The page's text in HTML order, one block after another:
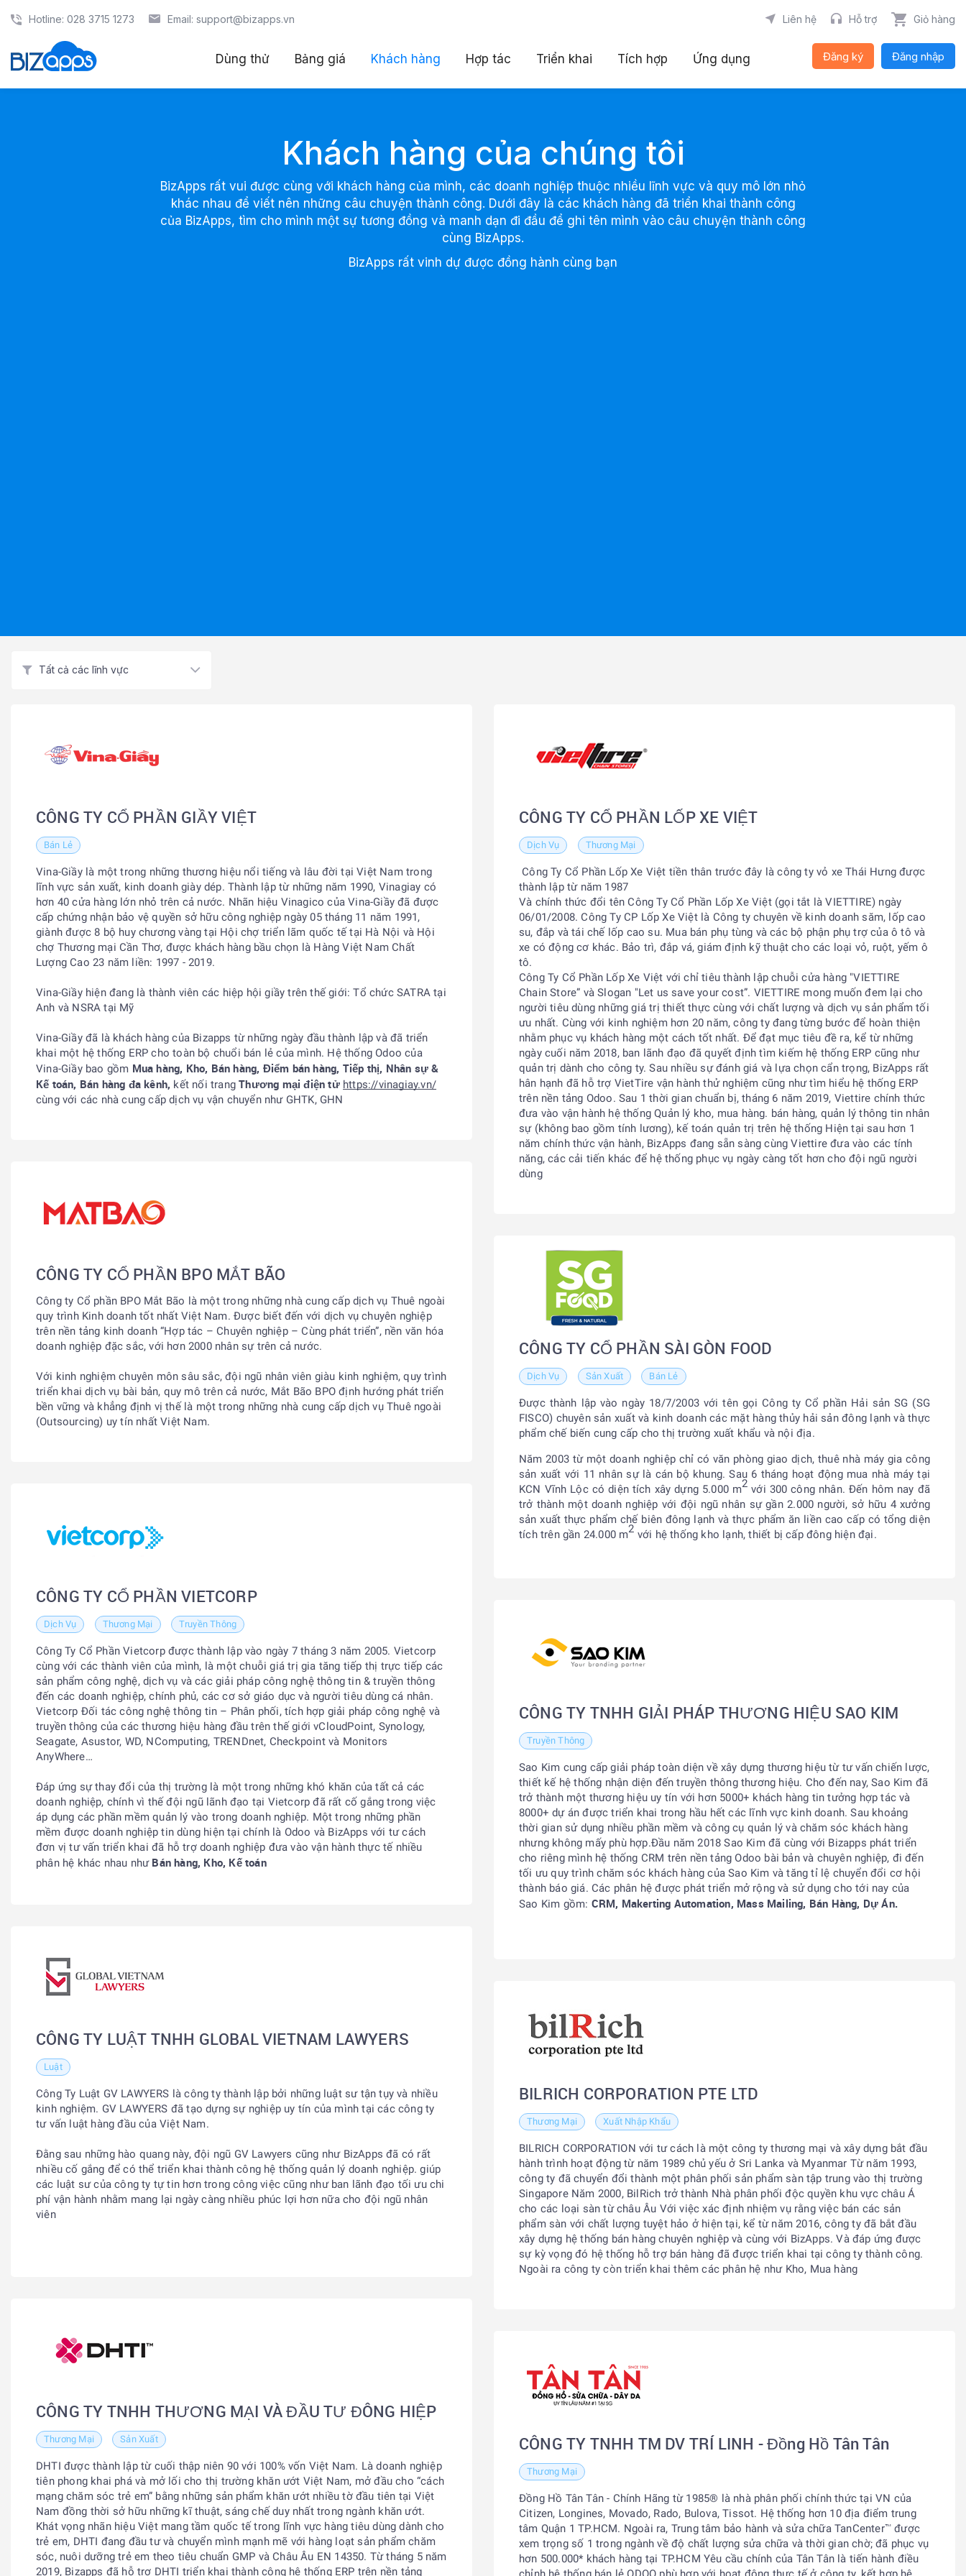
Hotline: 028 3715 1273 Email: support@bizapps.vn Liên hệ Hỗ trợ Giỏ hàng
Dùng thử Bảng giá Khách hàng Hợp tác Triển khai Tích hợp Ứng dụng Đăng ký Đăng nhập
Trang chủ
Khách hàng của chúng tôi
BizApps rất vui được cùng với khách hàng của mình, các doanh nghiệp thuộc nhiều lĩnh vực và quy mô lớn nhỏ
khác nhau để viết nên những câu chuyện thành công. Dưới đây là các khách hàng đã triển khai thành công
của BizApps, tìm cho mình một sự tương đồng và manh dạn đi đầu để ghi tên mình vào câu chuyện thành công
cùng BizApps.
BizApps rất vinh dự được đồng hành cùng bạn
Tất cả các lĩnh vực
CÔNG TY CỔ PHẦN GIẦY VIỆT
Bán Lẻ
Vina-Giầy là một trong những thương hiệu nổi tiếng và lâu đời tại Việt Nam trong
lĩnh vực sản xuất, kinh doanh giày dép. Thành lập từ những năm 1990, Vinagiay có
hơn 40 cửa hàng lớn nhỏ trên cả nước. Nhãn hiệu Vinagico của Vina-Giầy đã được
cấp chứng nhận bảo vệ quyền sở hữu công nghiệp ngày 05 tháng 11 năm 1991,
giành được 8 bộ huy chương vàng tại Hội chợ triển lãm quốc tế tại Hà Nội và Hội
chợ Thương mại Cần Thơ, được khách hàng bầu chọn là Hàng Việt Nam Chất
Lượng Cao 23 năm liền: 1997 - 2019.
Vina-Giầy hiện đang là thành viên các hiệp hội giầy trên thế giới: Tổ chức SATRA tại
Anh và NSRA tại Mỹ
Vina-Giầy đã là khách hàng của Bizapps từ những ngày đầu thành lập và đã triển
khai một hệ thống ERP cho toàn bộ chuổi bán lẻ của mình. Hệ thống Odoo của
Vina-Giầy bao gồm Mua hàng, Kho, Bán hàng, Điểm bán hàng, Tiếp thị, Nhân sự &
Kế toán, Bán hàng đa kênh, kết nối trangThương mại điện tử https://vinagiay.vn/
cùng với các nhà cung cấp dịch vụ vận chuyển như GHTK, GHN
CÔNG TY CỔ PHẦN BPO MẮT BÃO
Công ty Cổ phần BPO Mắt Bão là một trong những nhà cung cấp dịch vụ Thuê ngoài
quy trình Kinh doanh tốt nhất Việt Nam. Được biết đến với dịch vụ chuyên nghiệp
trên nền tảng kinh doanh “Hợp tác – Chuyên nghiệp – Cùng phát triển”, nền văn hóa
doanh nghiệp đặc sắc, với hơn 2000 nhân sự trên cả nước.
Với kinh nghiệm chuyên môn sâu sắc, đội ngũ nhân viên giàu kinh nghiệm, quy trình
triển khai dịch vụ bài bản, quy mô trên cả nước, Mắt Bão BPO định hướng phát triển
bền vững và khẳng định vị thế là một trong những nhà cung cấp dịch vụ Thuê ngoài
(Outsourcing) uy tín nhất Việt Nam.
CÔNG TY CỔ PHẦN VIETCORP
Dịch Vụ Thương Mại Truyền Thông
Công Ty Cổ Phần Vietcorp được thành lập vào ngày 7 tháng 3 năm 2005. Vietcorp
cùng với các thành viên của mình, là một chuỗi giá trị gia tăng tiếp thị trực tiếp các
sản phẩm công nghệ, dịch vụ và các giải pháp công nghệ thông tin & truyền thông
đến các doanh nghiệp, chính phủ, các cơ sở giáo dục và người tiêu dùng cá nhân.
Vietcorp Đối tác công nghệ thông tin – Phân phối, tích hợp giải pháp công nghệ và
truyền thông của các thương hiệu hàng đầu trên thế giới vCloudPoint, Synology,
Seagate, Asustor, WD, NComputing, TRENDnet, Checkpoint và Monitors
AnyWhere…
Đáp ứng sự thay đổi của thị trường là một trong những khó khăn của tất cả các
doanh nghiệp, chính vì thế đội ngũ lãnh đạo tại Vietcorp đã rất cố gắng trong việc
áp dụng các phần mềm quản lý vào trong doanh nghiệp. Một trong những phần
mềm được doanh nghiệp tin dùng hiện tại chính là Odoo và BizApps với tư cách
đơn vị tư vấn triển khai đã hỗ trợ doanh nghiệp đưa vào vận hành thực tế nhiều
phân hệ khác nhau như Bán hàng, Kho, Kế toán
CÔNG TY LUẬT TNHH GLOBAL VIETNAM LAWYERS
Luật
Công Ty Luật GV LAWYERS là công ty thành lập bởi những luật sư tận tụy và nhiều
kinh nghiệm. GV LAWYERS đã tạo dựng sự nghiệp uy tín của mình tại các công ty
tư vấn luật hàng đầu của Việt Nam.
Đằng sau những hào quang này, đội ngũ GV Lawyers cũng như BizApps đã có rất
nhiều cố gắng để có thể triển khai thành công hệ thống quản lý doanh nghiệp. giúp
các luật sư của công ty tự tin hơn trong công việc cũng như ban lãnh đạo tối ưu chi
phí vận hành nhằm mang lại ngày càng nhiều phúc lợi hơn nữa cho đội ngũ nhân
viên
CÔNG TY TNHH THƯƠNG MẠI VÀ ĐẦU TƯ ĐÔNG HIỆP
Thương Mại Sản Xuất
DHTI được thành lập từ cuối thập niên 90 với 100% vốn Việt Nam. Là doanh nghiệp
tiên phong khai phá và mở lối cho thị trường khăn ướt Việt Nam, mở đầu cho “cách
mạng chăm sóc trẻ em” bằng những sản phẩm khăn ướt nhiều tờ đầu tiên tại Việt
Nam đồng thời sở hữu những kĩ thuật, sáng chế duy nhất trong ngành khăn ướt.
Khát vọng nhãn hiệu Việt mang tầm quốc tế trong lĩnh vực hàng tiêu dùng dành cho
trẻ em, DHTI đang đầu tư và chuyển mình mạnh mẽ với hàng loạt sản phẩm chăm
sóc, nuôi dưỡng trẻ em theo tiêu chuẩn GMP và Châu Âu EN 14350. Từ tháng 5 năm
2019, Bizapps đã hỗ trợ DHTI triển khai thành công hệ thống ERP trên nền tảng
CÔNG TY CỔ PHẦN LỐP XE VIỆT
Dịch Vụ Thương Mại
Công Ty Cổ Phần Lốp Xe Việt tiền thân trước đây là công ty vỏ xe Thái Hưng được
thành lập từ năm 1987
Và chính thức đổi tên Công Ty Cổ Phần Lốp Xe Việt (gọi tắt là VIETTIRE) ngày
06/01/2008. Công Ty CP Lốp Xe Việt là Công ty chuyên về kinh doanh săm, lốp cao
su, đắp và tái chế lốp cao su. Mua bán phụ tùng và các bộ phận phụ trợ của ô tô và
xe có động cơ khác. Bảo trì, đắp vá, giám định kỹ thuật cho các loại vỏ, ruột, yếm ô
tô.
Công Ty Cổ Phần Lốp Xe Việt với chỉ tiêu thành lập chuỗi cửa hàng "VIETTIRE
Chain Store” và Slogan "Let us save your cost”. VIETTIRE mong muốn đem lại cho
người tiêu dùng những giá trị thiết thực cùng với chất lượng và dịch vụ sản phẩm tối
ưu nhất. Cùng với kinh nghiệm hơn 20 năm, công ty đang từng bước để hoàn thiện
nhằm phục vụ khách hàng một cách tốt nhất. Để đạt mục tiêu đề ra, kể từ những
ngày cuối năm 2018, ban lãnh đạo đã quyết định tìm kiếm hệ thống ERP cũng như
quản trị dành cho công ty. Sau nhiều sự đánh giá và lựa chọn cẩn trọng, BizApps rất
hân hạnh đã hỗ trợ VietTire vận hành thử nghiệm cũng như tìm hiểu hệ thống ERP
trên nền tảng Odoo. Sau 1 thời gian chuẩn bị, tháng 6 năm 2019, Viettire chính thức
đưa vào vận hành hệ thốngQuản lý kho, mua hàng. bán hàng, quản lý thông tin nhân
sự (không bao gồm tính lương), kế toán quản trị trên hệ thống Hiện tại sau hơn 1
năm chính thức vận hành, BizApps đang sẵn sàng cùng Viettire đưa vào các tính
năng, các cải tiến khác để hệ thống phục vụ ngày càng tốt hơn cho đội ngũ người
dùng
CÔNG TY CỔ PHẦN SÀI GÒN FOOD
Dịch Vụ Sản Xuất Bán Lẻ
Được thành lập vào ngày 18/7/2003 với tên gọi Công ty Cổ phần Hải sản SG (SG
FISCO) chuyên sản xuất và kinh doanh các mặt hàng thủy hải sản đông lạnh và thực
phẩm chế biến cung cấp cho thị trường xuất khẩu và nội địa.
Năm 2003 từ một doanh nghiệp chỉ có văn phòng giao dịch, thuê nhà máy gia công
sản xuất với 11 nhân sự là cán bộ khung. Sau 6 tháng hoạt động mua nhà máy tại
KCN Vĩnh Lộc có diện tích xây dựng 5.000 m2 với 300 công nhân. Đến hôm nay đã
trở thành một doanh nghiệp với đội ngũ nhân sự gần 2.000 người, sở hữu 4 xưởng
sản xuất thực phẩm chế biên đông lạnh và thực phẩm ăn liền cao cấp có tổng diện
tích trên gần 24.000 m2 với hệ thống kho lạnh, thiết bị cấp đông hiện đại.
CÔNG TY TNHH GIẢI PHÁP THƯƠNG HIỆU SAO KIM
Truyền Thông
Sao Kim cung cấp giải pháp toàn diện về xây dựng thương hiệu từ tư vấn chiến lược,
thiết kế hệ thống nhận diện đến truyền thông thương hiệu. Cho đến nay, Sao Kim đã
trở thành một thương hiệu uy tín với hơn 5000+ khách hàng tin tưởng hợp tác và
8000+ dự án được triển khai trong hầu hết các lĩnh vực kinh doanh. Sau khoảng
thời gian sử dụng nhiều phần mềm và công cụ quản lý và chăm sóc khách hàng
nhưng không mấy phù hợp.Đầu năm 2018 Sao Kim đã cùng với Bizapps phát triển
cho riêng mình hệ thống CRM trên nền tảng Odoo bài bản và chuyên nghiệp, đi đến
tối ưu quy trình chăm sóc khách hàng của Sao Kim và tăng tỉ lệ chuyển đổi cơ hội
thành báo giá. Các phân hệ được phát triển mở rộng và sử dụng cho tới nay của
Sao Kim gồm: CRM, Makerting Automation, Mass Mailing, Bán Hàng, Dự Án.
BILRICH CORPORATION PTE LTD
Thương Mại Xuất Nhập Khẩu
BILRICH CORPORATION với tư cách là một công ty thương mại và xây dựng bắt đầu
hành trình hoạt động từ năm 1989 chủ yếu ở Sri Lanka và Myanmar Từ năm 1993,
công ty đã chuyển đổi thành một phân phối sản phẩm sàn tập trung vào thị trường
Singapore Năm 2000, BilRich trở thành Nhà phân phối độc quyền khu vực châu Á
cho các loại sàn từ châu Âu Với việc xác định nhiệm vụ rằng việc bán các sản
phẩm sàn với chất lượng tuyệt hảo ở hiện tại, kể từ năm 2016, công ty đã bắt đầu
xây dựng hệ thống bán hàng chuyên nghiệp và cùng với BizApps. Và đáp ứng được
sự kỳ vọng đó hệ thống hỗ trợ bán hàng đã được triển khai tại công ty thành công.
Ngoài ra công ty còn triển khai thêm các phân hệ như Kho, Mua hàng
CÔNG TY TNHH TM DV TRÍ LINH - Đồng Hồ Tân Tân
Thương Mại
Đồng Hồ Tân Tân - Chính Hãng từ 1985® là nhà phân phối chính thức tại VN của
Citizen, Longines, Movado, Rado, Bulova, Tissot. Hệ thống hơn 10 địa điểm trung
tâm Quận 1 TP.HCM. Ngoài ra, Trung tâm bảo hành và sửa chữa TanCenter™ được
xem trọng số 1 trong ngành về độ chất lượng sửa chữa và thời gian chờ; đã phục vụ
hơn 500.000* khách hàng tại TP.HCM Yêu cầu chính của Tân Tân là tiến hành điều